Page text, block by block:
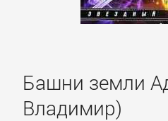
Башни земли
Владимир)
Войти